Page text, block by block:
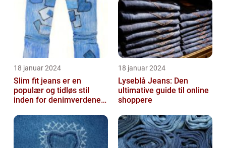
18 januar 2024
Slim fit jeans er en
populær og tidløs stil
inden for denimverdenen,
pasform o...
18 januar 2024
Lyseblå Jeans: Den
ultimative guide til online
shoppere